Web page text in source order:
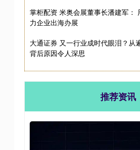
掌柜配资 米奥会展董事长潘建军：
力企业出海办展
大通证券 又一行业成时代眼泪？从
背后原因令人深思
推荐资讯